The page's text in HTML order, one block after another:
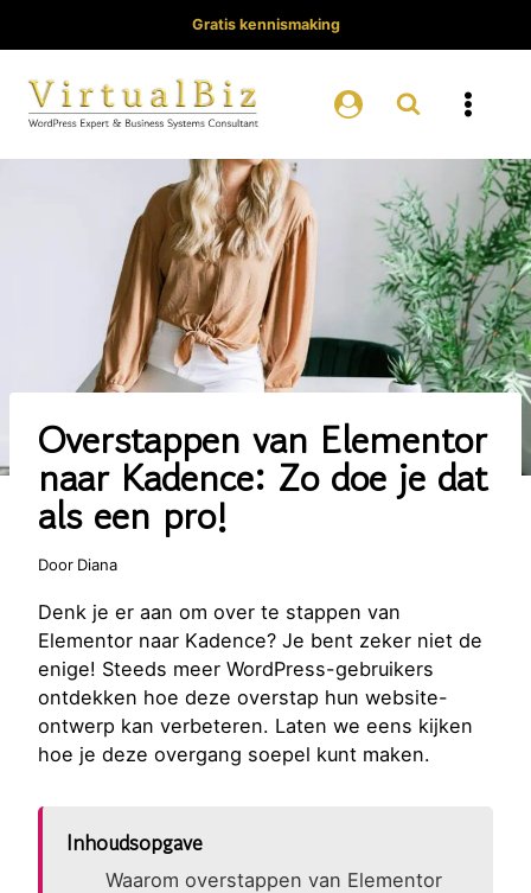
Gratis kennismaking
Overstappen van Elementor
naar Kadence: Zo doe je dat
als een pro!
Door Diana
Denk je er aan om over te stappen van
Elementor naar Kadence? Je bent zeker niet de
enige! Steeds meer WordPress-gebruikers
ontdekken hoe deze overstap hun website-
ontwerp kan verbeteren. Laten we eens kijken
hoe je deze overgang soepel kunt maken.
Inhoudsopgave
Waarom overstappen van Elementor